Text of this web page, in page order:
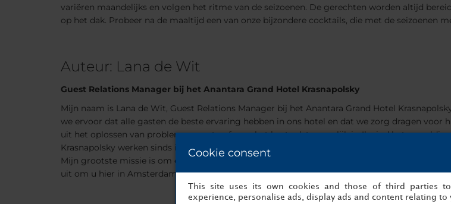
variëren maandelijks en volgen het ritme van de seizoenen. De gerechten worden altijd
op het dak. Probeer na de maaltijd een van onze bijzondere cocktails, die met de seizoenen
Auteur: Lana de Wit
Guest Relations Manager bij het Anantara Grand Hotel Krasnapolsky
Mijn naam is Lana de Wit, Guest Relations Manager bij het Anantara Grand Hotel
we ervoor dat alle gasten de beste ervaring hebben in ons hotel en dat we zorg dragen voor
uit het oplossen van problemen en streef naar het beste dat mogelijk is. Ik vind het
Krasnapolsky werken sinds ik een klein meisje was, dus de afgelopen jaren hier mogen
Mijn grootste missie is om elke gast te laten vertrekken met buitengewone verhalen en
uit om u hier in Amsterdam te verwelkomen en u de echte Anantara-ervaring te geven!
Cookie consent
This site uses its own cookies and those of third parties
experience, personalise ads, display ads and content relating to